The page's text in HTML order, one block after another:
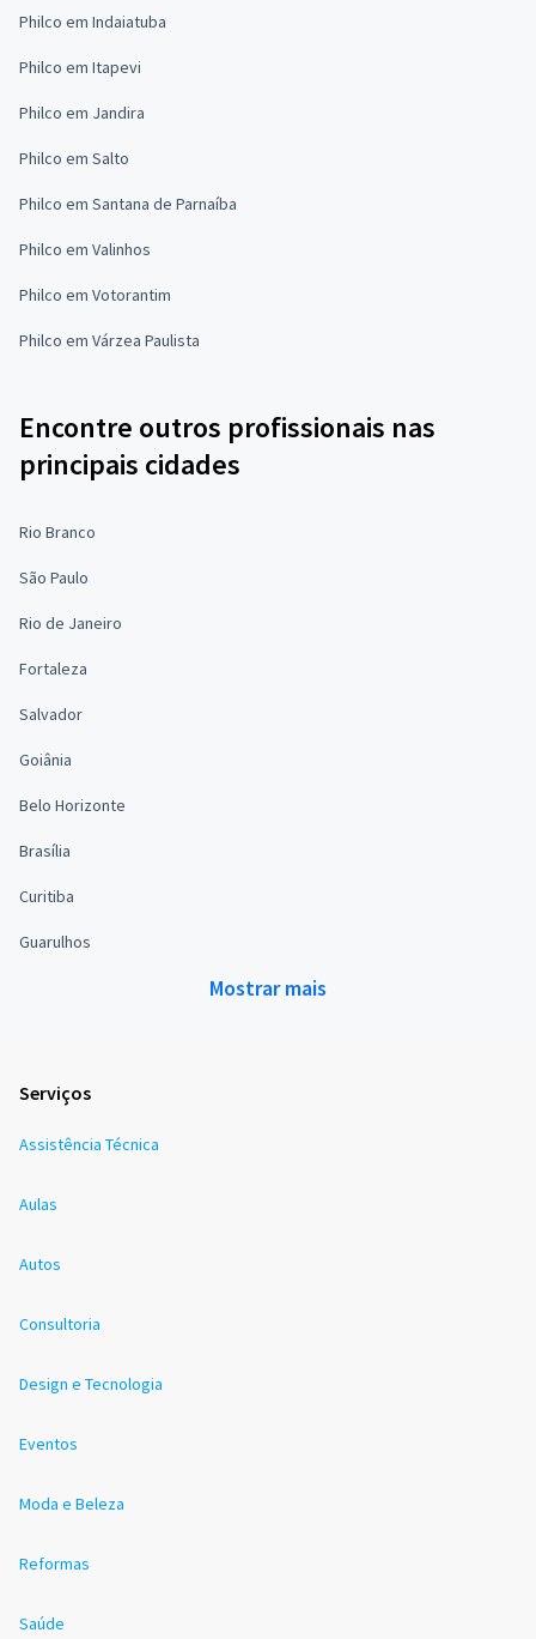
Philco em Indaiatuba
Philco em Itapevi
Philco em Jandira
Philco em Salto
Philco em Santana de Parnaíba
Philco em Valinhos
Philco em Votorantim
Philco em Várzea Paulista
Encontre outros profissionais nas
principais cidades
Rio Branco
São Paulo
Rio de Janeiro
Fortaleza
Salvador
Goiânia
Belo Horizonte
Brasília
Curitiba
Guarulhos
Mostrar mais
Serviços
Assistência Técnica
Aulas
Autos
Consultoria
Design e Tecnologia
Eventos
Moda e Beleza
Reformas
Saúde